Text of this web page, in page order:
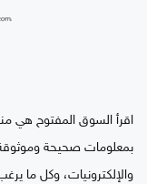
اقرأ السوق المفتوح هي
بمعلومات صحيحة وموثوقة
والإلكترونيات، وكل ما